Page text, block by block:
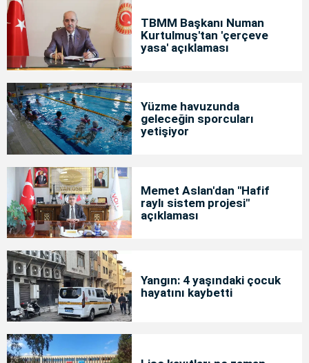
TBMM Başkanı Numan
Kurtulmuş'tan 'çerçeve
yasa' açıklaması
Yüzme havuzunda
geleceğin sporcuları
yetişiyor
Memet Aslan'dan "Hafif
raylı sistem projesi"
açıklaması
Yangın: 4 yaşındaki çocuk
hayatını kaybetti